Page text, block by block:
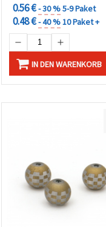
0.56 €- 30 %5-9 Paket
0.48 €- 40 %10 Paket +
IN DEN WARENKORB